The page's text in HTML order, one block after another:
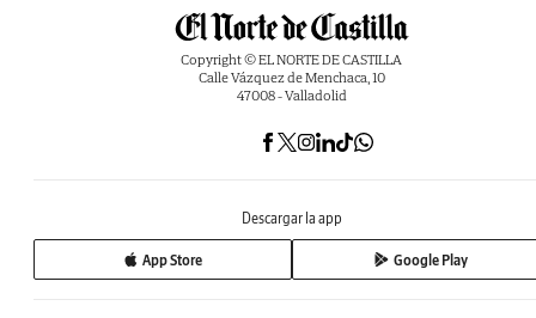
Copyright © EL NORTE DE CASTILLA
Calle Vázquez de Menchaca, 10
47008 - Valladolid
Descargar la app
App Store Google Play